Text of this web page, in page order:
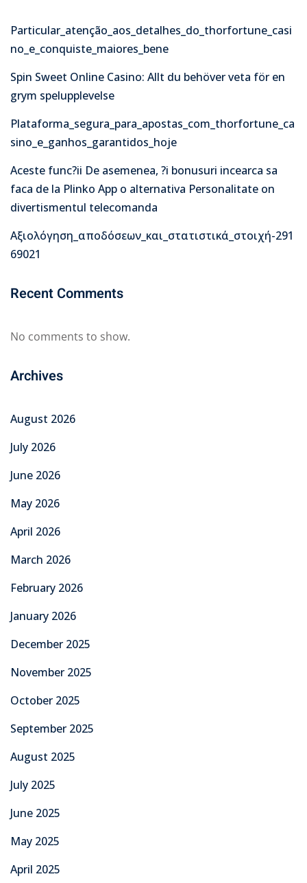
Particular_atenção_aos_detalhes_do_thorfortune_casi
no_e_conquiste_maiores_bene
Spin Sweet Online Casino: Allt du behöver veta för en
grym spelupplevelse
Plataforma_segura_para_apostas_com_thorfortune_ca
sino_e_ganhos_garantidos_hoje
Aceste func?ii De asemenea, ?i bonusuri incearca sa
faca de la Plinko App o alternativa Personalitate on
divertismentul telecomanda
Αξιολόγηση_αποδόσεων_και_στατιστικά_στοιχή-291
69021
Recent Comments
No comments to show.
Archives
August 2026
July 2026
June 2026
May 2026
April 2026
March 2026
February 2026
January 2026
December 2025
November 2025
October 2025
September 2025
August 2025
July 2025
June 2025
May 2025
April 2025